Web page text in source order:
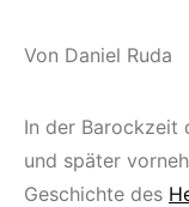
Von Daniel Ruda
In der Barockzeit
und später
Geschichte des